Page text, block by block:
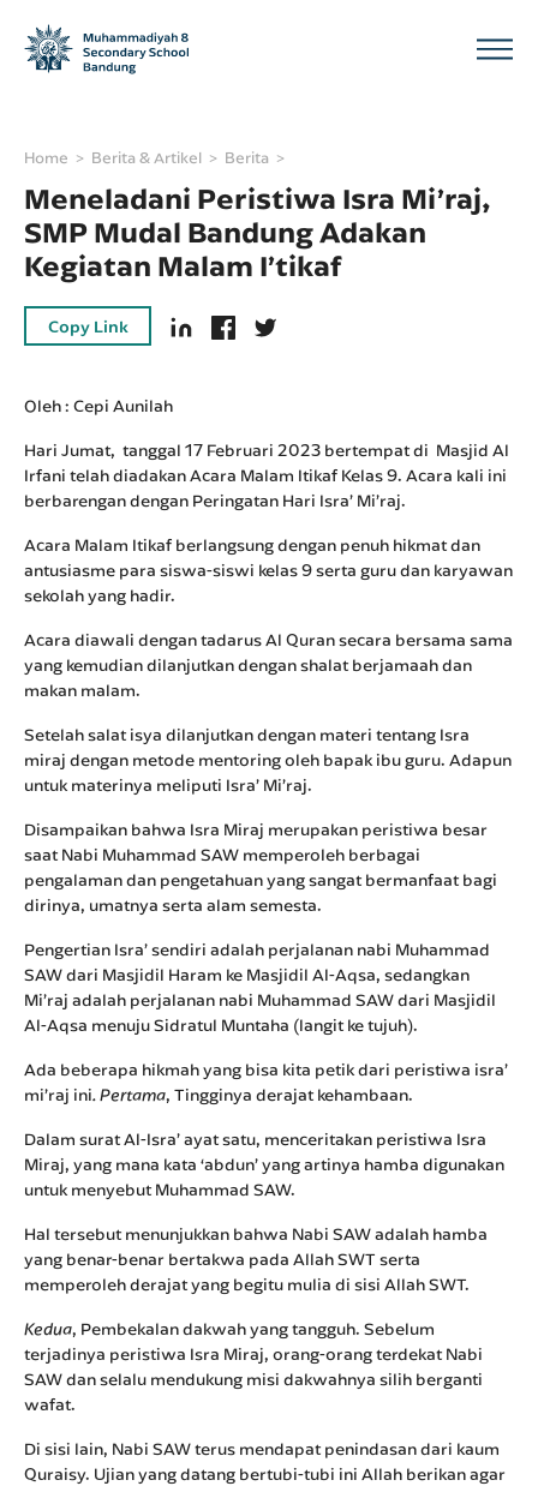
Home Berita & Artikel Berita
Meneladani Peristiwa Isra Mi’raj,
SMP Mudal Bandung Adakan
Kegiatan Malam I’tikaf
Copy Link
Oleh : Cepi Aunilah
Hari Jumat, tanggal 17 Februari 2023 bertempat di Masjid Al
Irfani telah diadakan Acara Malam Itikaf Kelas 9. Acara kali ini
berbarengan dengan Peringatan Hari Isra’ Mi’raj.
Acara Malam Itikaf berlangsung dengan penuh hikmat dan
antusiasme para siswa-siswi kelas 9 serta guru dan karyawan
sekolah yang hadir.
Acara diawali dengan tadarus Al Quran secara bersama sama
yang kemudian dilanjutkan dengan shalat berjamaah dan
makan malam.
Setelah salat isya dilanjutkan dengan materi tentang Isra
miraj dengan metode mentoring oleh bapak ibu guru. Adapun
untuk materinya meliputi Isra’ Mi’raj.
Disampaikan bahwa Isra Miraj merupakan peristiwa besar
saat Nabi Muhammad SAW memperoleh berbagai
pengalaman dan pengetahuan yang sangat bermanfaat bagi
dirinya, umatnya serta alam semesta.
Pengertian Isra’ sendiri adalah perjalanan nabi Muhammad
SAW dari Masjidil Haram ke Masjidil Al-Aqsa, sedangkan
Mi’raj adalah perjalanan nabi Muhammad SAW dari Masjidil
Al-Aqsa menuju Sidratul Muntaha (langit ke tujuh).
Ada beberapa hikmah yang bisa kita petik dari peristiwa isra’
mi’raj ini. Pertama, Tingginya derajat kehambaan.
Dalam surat Al-Isra’ ayat satu, menceritakan peristiwa Isra
Miraj, yang mana kata ‘abdun’ yang artinya hamba digunakan
untuk menyebut Muhammad SAW.
Hal tersebut menunjukkan bahwa Nabi SAW adalah hamba
yang benar-benar bertakwa pada Allah SWT serta
memperoleh derajat yang begitu mulia di sisi Allah SWT.
Kedua, Pembekalan dakwah yang tangguh. Sebelum
terjadinya peristiwa Isra Miraj, orang-orang terdekat Nabi
SAW dan selalu mendukung misi dakwahnya silih berganti
wafat.
Di sisi lain, Nabi SAW terus mendapat penindasan dari kaum
Quraisy. Ujian yang datang bertubi-tubi ini Allah berikan agar